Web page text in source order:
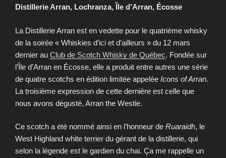
Distillerie Arran, Lochranza, Île d’Arran, Écosse
La Distillerie Arran est en vedette pour le quatrième whisky
de la soirée « Whiskies d’ici et d’ailleurs » du 12 mars
dernier au Club de Scotch Whisky de Québec. Fondée sur
l’Île d’Arran en Écosse, elle a produit entre autres une série
de quatre scotchs en édition limitée appelée Icons of Arran.
La troisième expression de cette dernière est celle que
nous avons dégusté, Arran the Westie.
Ce scotch a été nommé ainsi en l’honneur de Ruaraidh, le
West Highland white terrier du gérant de la distillerie, qui
selon la légende est le gardien du chai. Ça me rappelle un